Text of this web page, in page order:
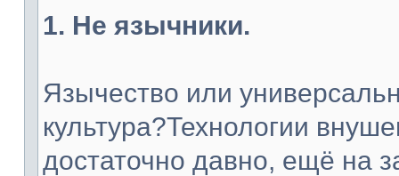
1. Не язычники.
Язычество или
культура?Технологии
достаточно давно, ещё на